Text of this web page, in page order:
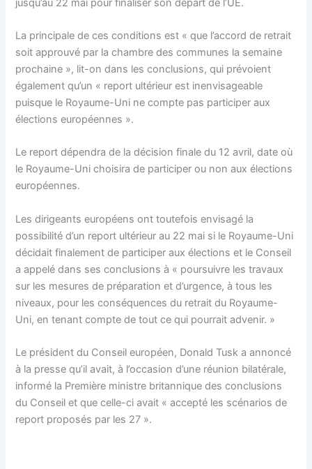
jusqu’au 22 mai pour finaliser son départ de l’UE.
La principale de ces conditions est « que l’accord de retrait
soit approuvé par la chambre des communes la semaine
prochaine », lit-on dans les conclusions, qui prévoient
également qu’un « report ultérieur est inenvisageable
puisque le Royaume-Uni ne compte pas participer aux
élections européennes ».
Le report dépendra de la décision finale du 12 avril, date où
le Royaume-Uni choisira de participer ou non aux élections
européennes.
Les dirigeants européens ont toutefois envisagé la
possibilité d’un report ultérieur au 22 mai si le Royaume-Uni
décidait finalement de participer aux élections et le Conseil
a appelé dans ses conclusions à « poursuivre les travaux
sur les mesures de préparation et d’urgence, à tous les
niveaux, pour les conséquences du retrait du Royaume-
Uni, en tenant compte de tout ce qui pourrait advenir. »
Le président du Conseil européen, Donald Tusk a annoncé
à la presse qu’il avait, à l’occasion d’une réunion bilatérale,
informé la Première ministre britannique des conclusions
du Conseil et que celle-ci avait « accepté les scénarios de
report proposés par les 27 ».